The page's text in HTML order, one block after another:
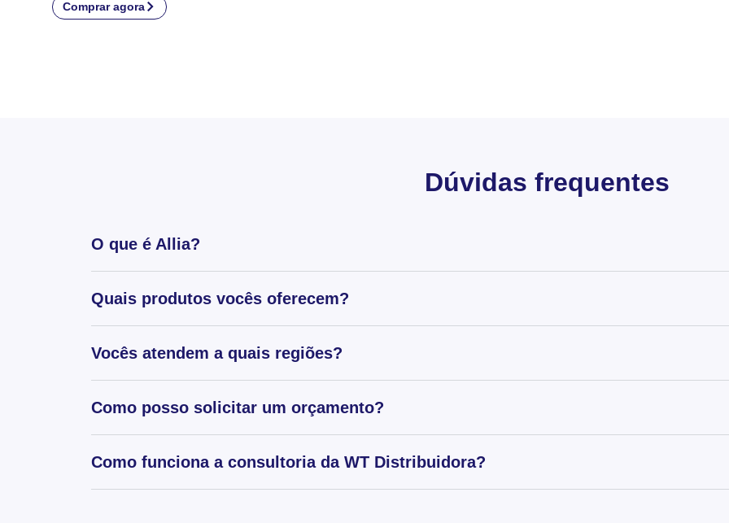
Comprar agora
Dúvidas frequentes
O que é Allia?
Quais produtos vocês oferecem?
Vocês atendem a quais regiões?
Como posso solicitar um orçamento?
Como funciona a consultoria da WT Distribuidora?